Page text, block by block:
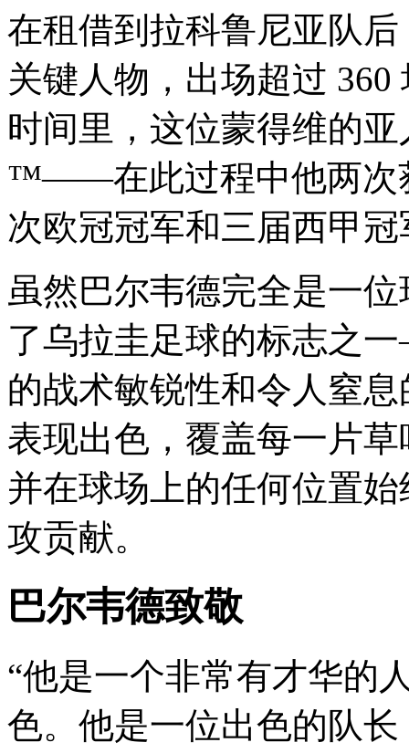
在租借到拉科鲁尼亚队后
关键人物，出场超过
时间里，这位蒙得维
™——在此过程中他两次
次欧冠冠军和三届西甲冠
虽然巴尔韦德完全是一位
了乌拉圭足球的标志之一
的战术敏锐性和令人窒息
表现出色，覆盖每一片草
并在球场上的任何位置
攻贡献。
巴尔韦德致敬
“他是一个非常有才华的人
色。他是一位出色的队长